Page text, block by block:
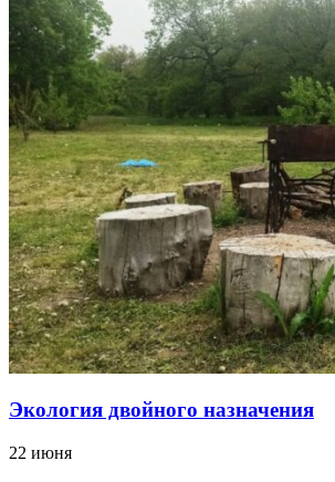
Экология двойного назначения
22 июня